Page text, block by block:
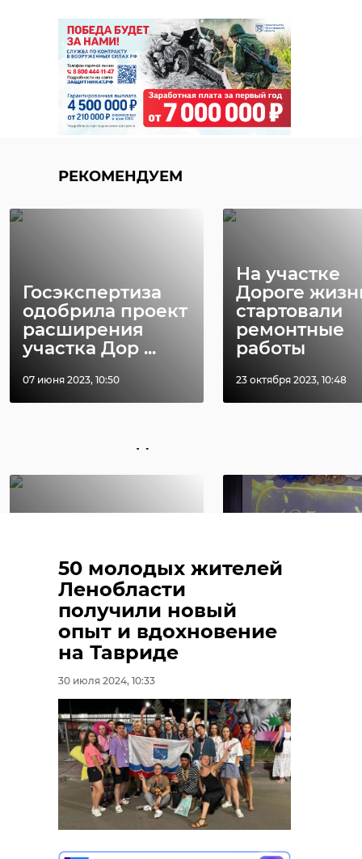
РЕКОМЕНДУЕМ
Госэкспертиза
одобрила проект
расширения
участка Дор ...
07 июня 2023, 10:50
На участке
Дороге
стартовали
ремонтные
работы
23 октября 2023, 10:48
50 молодых жителей
Ленобласти
получили новый
опыт и вдохновение
на Тавриде
30 июля 2024, 10:33
Фото: 47channel
волосовский район
В Волосовском
районе построят
сырный завод
11 июля 2019, 14:03
техникум
Ленобласти